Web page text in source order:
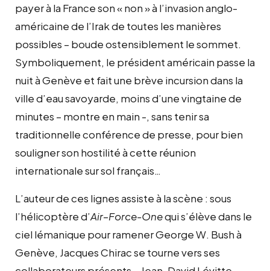
payer à la France son « non » à l’invasion anglo-
américaine de l’Irak de toutes les manières
possibles – boude ostensiblement le sommet.
Symboliquement, le président américain passe la
nuit à Genève et fait une brève incursion dans la
ville d’eau savoyarde, moins d’une vingtaine de
minutes – montre en main -, sans tenir sa
traditionnelle conférence de presse, pour bien
souligner son hostilité à cette réunion
internationale sur sol français…
L’auteur de ces lignes assiste à la scène : sous
l’hélicoptère d’Air–Force-Onequi s’élève dans le
ciel lémanique pour ramener George W. Bush à
Genève, Jacques Chirac se tourne vers ses